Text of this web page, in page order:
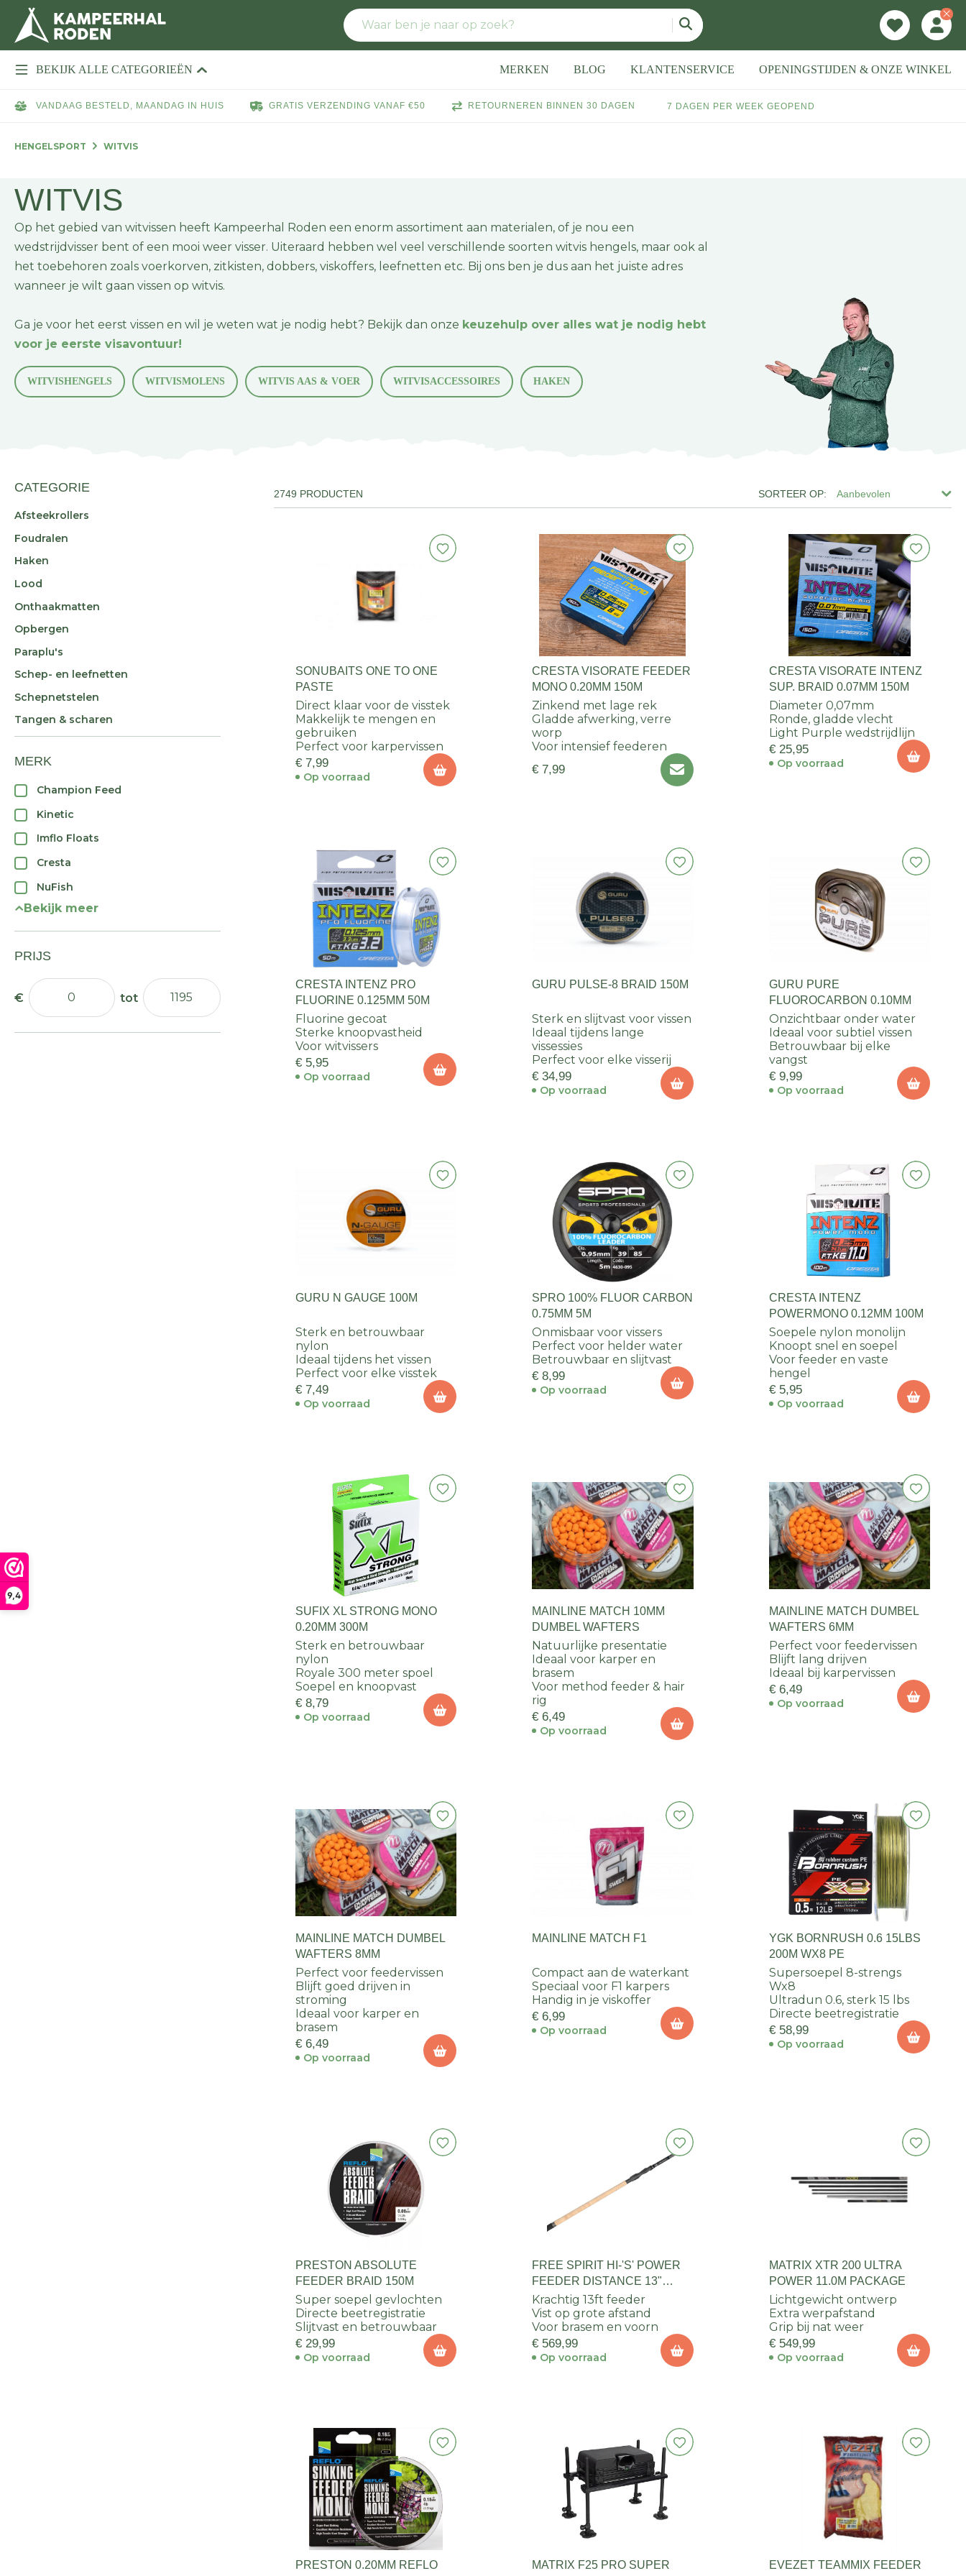
9,4
BEKIJK ALLE CATEGORIEËN MERKEN BLOG KLANTENSERVICE OPENINGSTIJDEN & ONZE WINKEL
VANDAAG BESTELD, MAANDAG IN HUIS GRATIS VERZENDING VANAF €50 RETOURNEREN BINNEN 30 DAGEN 7 DAGEN PER WEEK GEOPEND
HENGELSPORT WITVIS
WITVIS
Op het gebied van witvissen heeft Kampeerhal Roden een enorm assortiment aan materialen, of je nou een
wedstrijdvisser bent of een mooi weer visser. Uiteraard hebben wel veel verschillende soorten witvis hengels, maar ook al
het toebehoren zoals voerkorven, zitkisten, dobbers, viskoffers, leefnetten etc. Bij ons ben je dus aan het juiste adres
wanneer je wilt gaan vissen op witvis.
Ga je voor het eerst vissen en wil je weten wat je nodig hebt? Bekijk dan onze keuzehulp over alles wat je nodig hebt
voor je eerste visavontuur!
WITVISHENGELS WITVISMOLENS WITVIS AAS & VOER WITVISACCESSOIRES HAKEN
CATEGORIE
Afsteekrollers
Foudralen
Haken
Lood
Onthaakmatten
Opbergen
Paraplu's
Schep- en leefnetten
Schepnetstelen
Tangen & scharen
Witvis aas & voer
Witvis dobbers
Witvisaccessoires
Witvishengels
Witviskleding
Witvislijnen
Witvismolens
MERK
Champion Feed
Kinetic
Imflo Floats
Cresta
NuFish
Bekijk meer
PRIJS
Aanbevolen
2749 PRODUCTEN
SONUBAITS ONE TO ONE
PASTE
Direct klaar voor de visstek
Makkelijk te mengen en
gebruiken
Perfect voor karpervissen
€ 7,99
Op voorraad
CRESTA VISORATE FEEDER
MONO 0.20MM 150M
Zinkend met lage rek
Gladde afwerking, verre
worp
Voor intensief feederen
€ 7,99
CRESTA VISORATE INTENZ
SUP. BRAID 0.07MM 150M
Diameter 0,07mm
Ronde, gladde vlecht
Light Purple wedstrijdlijn
€ 25,95
Op voorraad
CRESTA INTENZ PRO
FLUORINE 0.125MM 50M
Fluorine gecoat
Sterke knoopvastheid
Voor witvissers
€ 5,95
Op voorraad
GURU PULSE-8 BRAID 150M
Sterk en slijtvast voor vissen
Ideaal tijdens lange
vissessies
Perfect voor elke visserij
€ 34,99
Op voorraad
GURU PURE
FLUOROCARBON 0.10MM
Onzichtbaar onder water
Ideaal voor subtiel vissen
Betrouwbaar bij elke
vangst
€ 9,99
Op voorraad
GURU N GAUGE 100M
Sterk en betrouwbaar
nylon
Ideaal tijdens het vissen
Perfect voor elke visstek
€ 7,49
Op voorraad
SPRO 100% FLUOR CARBON
0.75MM 5M
Onmisbaar voor vissers
Perfect voor helder water
Betrouwbaar en slijtvast
€ 8,99
Op voorraad
CRESTA INTENZ
POWERMONO 0.12MM 100M
Soepele nylon monolijn
Knoopt snel en soepel
Voor feeder en vaste
hengel
€ 5,95
Op voorraad
SUFIX XL STRONG MONO
0.20MM 300M
Sterk en betrouwbaar
nylon
Royale 300 meter spoel
Soepel en knoopvast
€ 8,79
Op voorraad
MAINLINE MATCH 10MM
DUMBEL WAFTERS
Natuurlijke presentatie
Ideaal voor karper en
brasem
Voor method feeder & hair
rig
€ 6,49
Op voorraad
MAINLINE MATCH DUMBEL
WAFTERS 6MM
Perfect voor feedervissen
Blijft lang drijven
Ideaal bij karpervissen
€ 6,49
Op voorraad
MAINLINE MATCH DUMBEL
WAFTERS 8MM
Perfect voor feedervissen
Blijft goed drijven in
stroming
Ideaal voor karper en
brasem
€ 6,49
Op voorraad
MAINLINE MATCH F1
Compact aan de waterkant
Speciaal voor F1 karpers
Handig in je viskoffer
€ 6,99
Op voorraad
YGK BORNRUSH 0.6 15LBS
200M WX8 PE
Supersoepel 8-strengs
Wx8
Ultradun 0.6, sterk 15 lbs
Directe beetregistratie
€ 58,99
Op voorraad
PRESTON ABSOLUTE
FEEDER BRAID 150M
Super soepel gevlochten
Directe beetregistratie
Slijtvast en betrouwbaar
€ 29,99
Op voorraad
FREE SPIRIT HI-'S' POWER
FEEDER DISTANCE 13"
390CM 3PC
Krachtig 13ft feeder
Vist op grote afstand
Voor brasem en voorn
€ 569,99
Op voorraad
MATRIX XTR 200 ULTRA
POWER 11.0M PACKAGE
Lichtgewicht ontwerp
Extra werpafstand
Grip bij nat weer
€ 549,99
Op voorraad
PRESTON 0.20MM REFLO
MATRIX F25 PRO SUPER
EVEZET TEAMMIX FEEDER